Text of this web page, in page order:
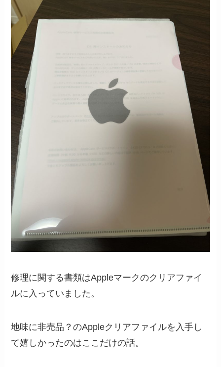
修理に関する書類はAppleマークのクリアファイ
ルに入っていました。
地味に非売品？のAppleクリアファイルを入手し
て嬉しかったのはここだけの話。